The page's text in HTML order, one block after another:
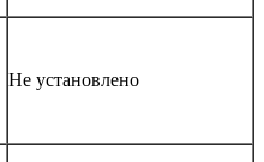
Не установлено